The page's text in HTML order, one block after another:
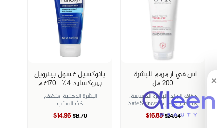
بانوكسيل غسول بينزويل
بيروكسايد ٤٪؜ -١٧٠غم
البشرة الدهنية,منظف,
حَبُّ الشّبَاب
$18.70
$14.96
اس في ار مرمم للبشرة -
200 مل
جفاف الجلد, البشرة الحساسة,
Creams, مرطب,Safe Skincare
$24.04
$16.83
×